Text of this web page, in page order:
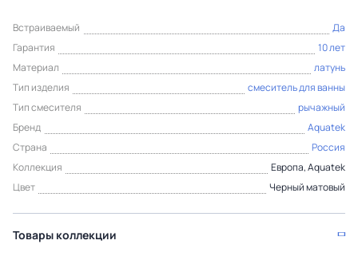
Встраиваемый
Да
Гарантия
10 лет
Материал
латунь
Тип изделия
смеситель для ванны
Тип смесителя
рычажный
Бренд
Aquatek
Страна
Россия
Коллекция
Европа, Aquatek
Цвет
Черный матовый
Товары коллекции